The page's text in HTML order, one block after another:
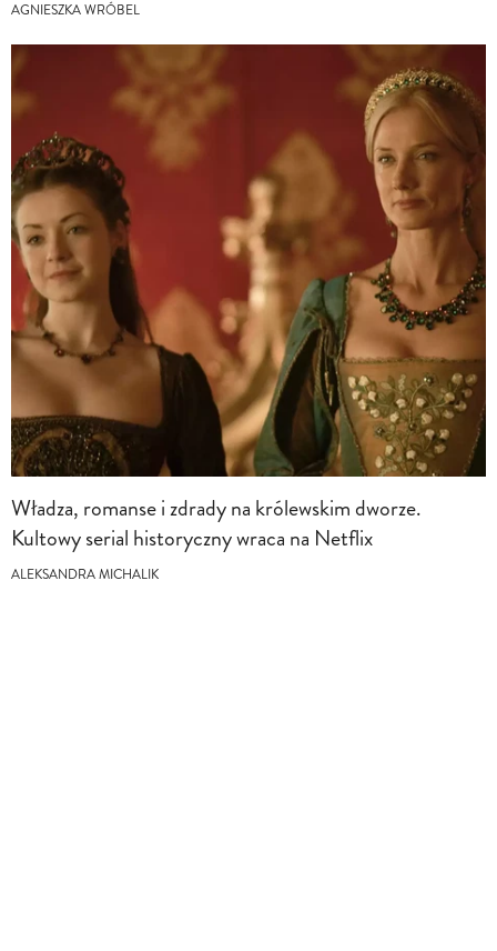
AGNIESZKA WRÓBEL
Władza, romanse i zdrady na królewskim dworze.
Kultowy serial historyczny wraca na Netflix
ALEKSANDRA MICHALIK